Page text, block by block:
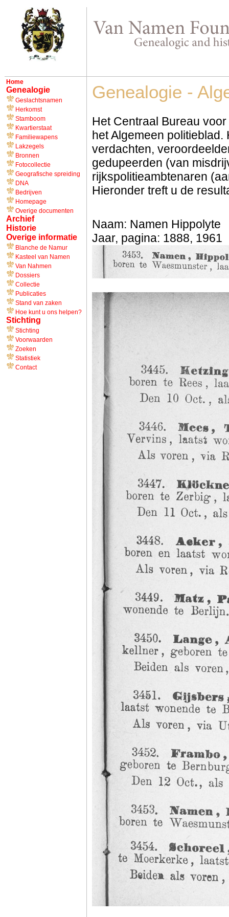
Home
Genealogie
Geslachtsnamen
Herkomst
Stamboom
Kwartierstaat
Familiewapens
Lakzegels
Bronnen
Fotocollectie
Geografische spreiding
DNA
Bedrijven
Homepage
Overige documenten
Archief
Historie
Overige informatie
Blanche de Namur
Kasteel van Namen
Van Nahmen
Dossiers
Collectie
Publicaties
Stand van zaken
Hoe kunt u ons helpen?
Stichting
Stichting
Voorwaarden
Zoeken
Statistiek
Contact
Genealogie -
Het Centraal Bureau
het Algemeen
verdachten,
gedupeerden (van
rijkspolitieambtenaren
Hieronder treft u de
Naam: Namen Hippolyte
Jaar, pagina: 1888, 1961